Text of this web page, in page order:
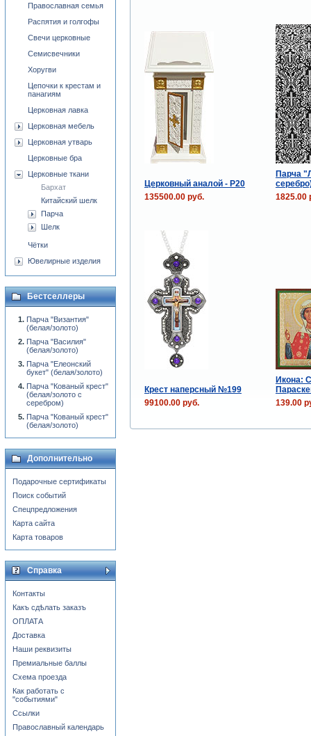
Церковный аналой - Р20
Парча
135500.00 руб.
1825.00
Крест наперсный №199
Икона:
99100.00 руб.
139.00
Православная семья
Распятия и голгофы
Свечи церковные
Семисвечники
Хоругви
Цепочки к крестам и
панагиям
Церковная лавка
Церковная мебель
Церковная утварь
Церковные бра
Церковные ткани
Бархат
Китайский шелк
Парча
Шелк
Чётки
Ювелирные изделия
Бестселлеры
Парча "Византия"
(белая/золото)
Парча "Василия"
(белая/золото)
Парча "Елеонский
букет" (белая/золото)
Парча "Кованый крест"
(белая/золото с
серебром)
Парча "Кованый крест"
(белая/золото)
Дополнительно
Подарочные сертификаты
Поиск событий
Спецпредложения
Карта сайта
Карта товаров
Справка
Контакты
Какъ сдѣлать заказъ
ОПЛАТА
Доставка
Наши реквизиты
Премиальные баллы
Схема проезда
Как работать с
"событиями"
Ссылки
Православный календарь